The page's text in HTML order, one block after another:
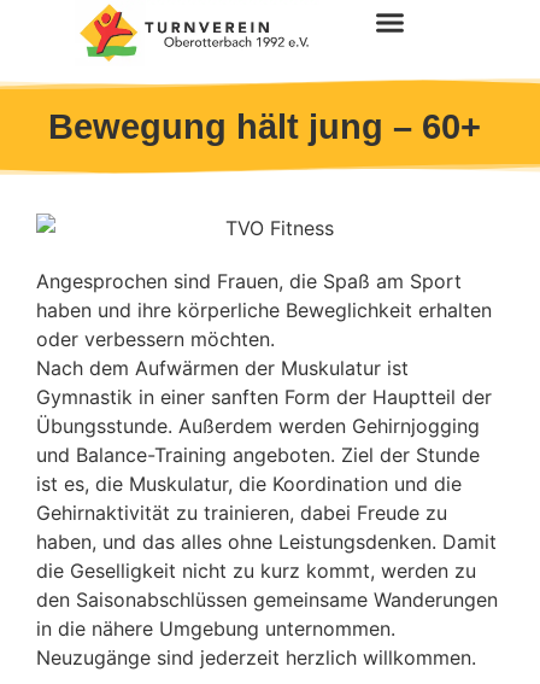
Bewegung hält jung – 60+
Angesprochen sind Frauen, die Spaß am Sport
haben und ihre körperliche Beweglichkeit erhalten
oder verbessern möchten.
Nach dem Aufwärmen der Muskulatur ist
Gymnastik in einer sanften Form der Hauptteil der
Übungsstunde. Außerdem werden Gehirnjogging
und Balance-Training angeboten. Ziel der Stunde
ist es, die Muskulatur, die Koordination und die
Gehirnaktivität zu trainieren, dabei Freude zu
haben, und das alles ohne Leistungsdenken. Damit
die Geselligkeit nicht zu kurz kommt, werden zu
den Saisonabschlüssen gemeinsame Wanderungen
in die nähere Umgebung unternommen.
Neuzugänge sind jederzeit herzlich willkommen.